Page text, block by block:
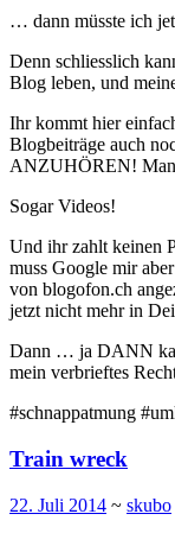
… dann müsste ich
Denn schliesslich
Blog leben, und
Ihr kommt hier
Blogbeiträge auch
ANZUHÖREN!
Sogar Videos!
Und ihr zahlt keinen
muss Google mir
von blogofon.ch
jetzt nicht mehr in
Dann … ja DANN
mein verbrieftes
#schnappatmung
Train wreck
22. Juli 2014 ~ skubo